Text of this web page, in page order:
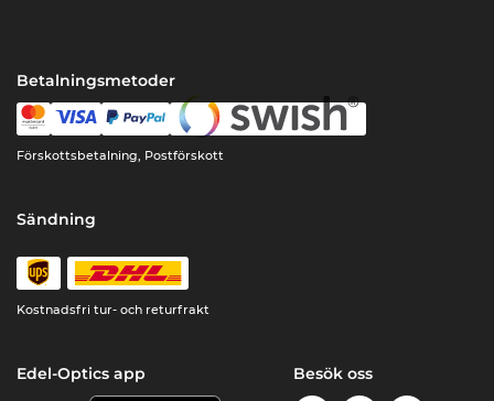
Betalningsmetoder
Förskottsbetalning, Postförskott
Sändning
Kostnadsfri tur- och returfrakt
Edel-Optics app Besök oss